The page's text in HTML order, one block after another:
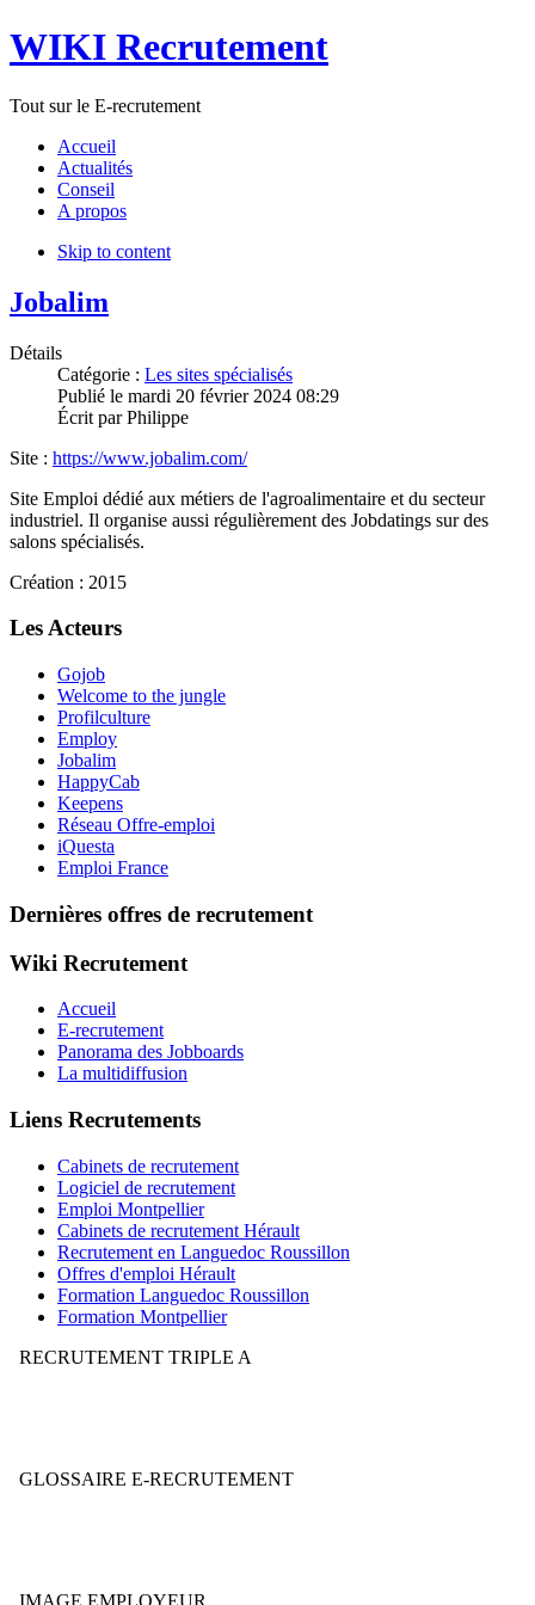
WIKI Recrutement
Tout sur le E-recrutement
Accueil
Actualités
Conseil
A propos
Skip to content
Jobalim
Détails
Catégorie : Les sites spécialisés
Publié le mardi 20 février 2024 08:29
Écrit parPhilippe
Site : https://www.jobalim.com/
Site Emploi dédié aux métiers de l'agroalimentaire et du secteur
industriel. Il organise aussi régulièrement des Jobdatings sur des
salons spécialisés.
Création : 2015
Les Acteurs
Gojob
Welcome to the jungle
Profilculture
Employ
Jobalim
HappyCab
Keepens
Réseau Offre-emploi
iQuesta
Emploi France
Dernières offres de recrutement
Wiki Recrutement
Accueil
E-recrutement
Panorama des Jobboards
La multidiffusion
Liens Recrutements
Cabinets de recrutement
Logiciel de recrutement
Emploi Montpellier
Cabinets de recrutement Hérault
Recrutement en Languedoc Roussillon
Offres d'emploi Hérault
Formation Languedoc Roussillon
Formation Montpellier
RECRUTEMENT TRIPLE A
GLOSSAIRE E-RECRUTEMENT
IMAGE EMPLOYEUR